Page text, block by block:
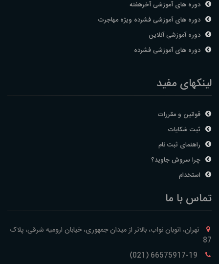
دوره های آموزشی آخرهفته
دوره های آموزشی فشرده ویژه مهاجرت
دوره آموزشی آنلاین
دوره های آموزشی فشرده
لینکهای مفید
قوانین و مقررات
ثبت شکایات
راهنمای ثبت نام
چرا سروش جاوید؟
استخدام
تماس با ما
تهران، اتوبان نواب، بالاتر از میدان جمهوری، خیابان ارومیه شرقی، پلاک
87